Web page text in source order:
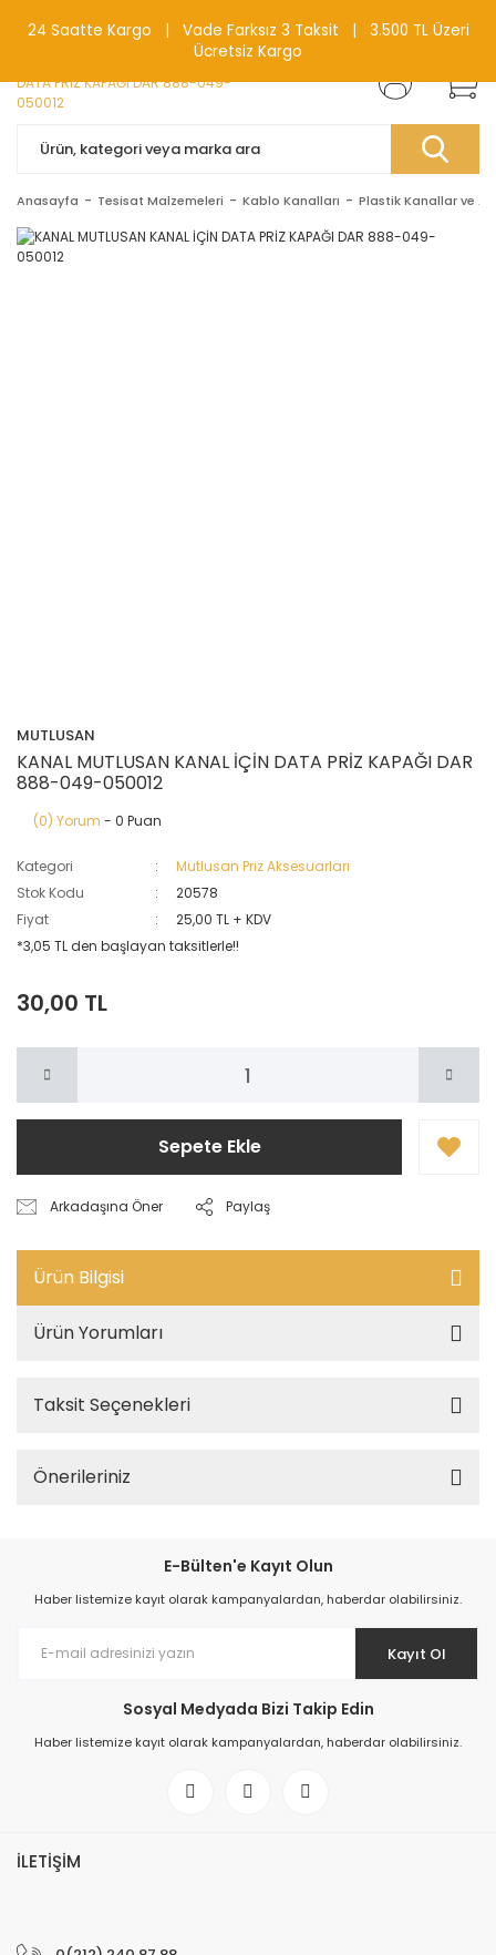
0(212) 240 87 88
Anasayfa Tesisat Malzemeleri Kablo Kanalları Plastik Kanallar ve
MUTLUSAN
KANAL MUTLUSAN KANAL İÇİN DATA PRİZ KAPAĞI DAR
888-049-050012
(0) Yorum - 0 Puan
Kategori
Mutlusan Priz Aksesuarları
Stok Kodu
20578
Fiyat
25,00 TL + KDV
*3,05 TL den başlayan taksitlerle!!
30,00 TL
Sepete Ekle
Arkadaşına Öner Paylaş
Ürün Bilgisi
Ürün Yorumları
Taksit Seçenekleri
Önerileriniz
E-Bülten'e Kayıt Olun
Haber listemize kayıt olarak kampanyalardan, haberdar olabilirsiniz.
Kayıt Ol
Sosyal Medyada Bizi Takip Edin
Haber listemize kayıt olarak kampanyalardan, haberdar olabilirsiniz.
İLETİŞİM
24 Saatte Kargo | Vade Farksız 3 Taksit | 3.500 TL Üzeri
Ücretsiz Kargo